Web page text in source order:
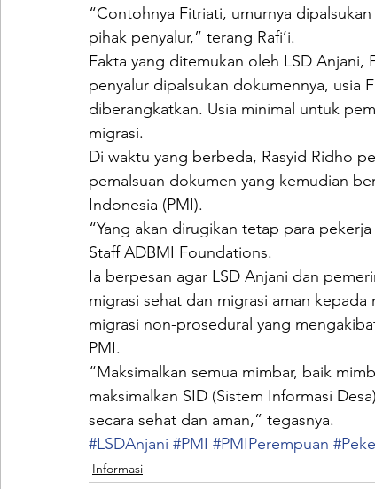
“Contohnya Fitriati, umurnya
pihak penyalur,” terang Rafi’i.
Fakta yang ditemukan oleh LSD
penyalur dipalsukan dokumennya, usia
diberangkatkan. Usia minimal untuk
migrasi.
Di waktu yang berbeda, Rasyid Ridho
pemalsuan dokumen yang kemudian
Indonesia (PMI).
“Yang akan dirugikan tetap para
Staff ADBMI Foundations.
Ia berpesan agar LSD Anjani dan
migrasi sehat dan migrasi aman
migrasi non-prosedural yang
PMI.
“Maksimalkan semua mimbar, baik
maksimalkan SID (Sistem Informasi
secara sehat dan aman,” tegasnya.
#LSDAnjani #PMI #PMIPerempuan
Informasi